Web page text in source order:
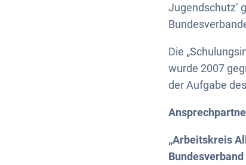
Jugendschutz‘
Die
wurde 2007
der Aufgabe
„Arbeitskreis